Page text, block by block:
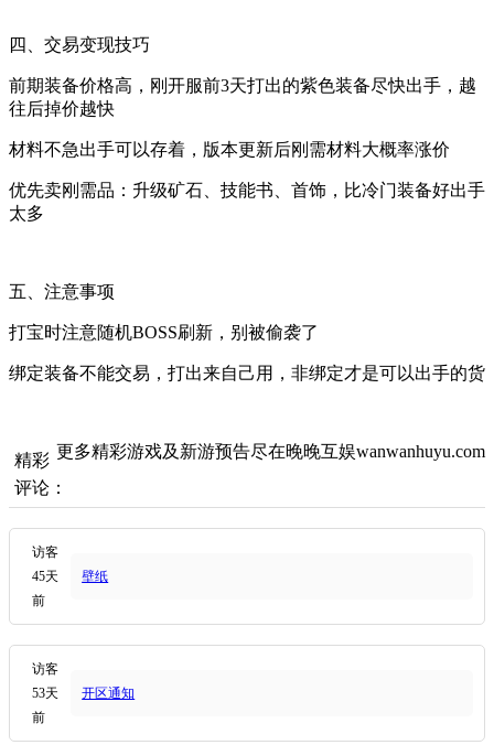
四、交易变现技巧
前期装备价格高，刚开服前3天打出的紫色装备尽快出手，越
往后掉价越快
材料不急出手可以存着，版本更新后刚需材料大概率涨价
优先卖刚需品：升级矿石、技能书、首饰，比冷门装备好出手
太多
五、注意事项
打宝时注意随机BOSS刷新，别被偷袭了
绑定装备不能交易，打出来自己用，非绑定才是可以出手的货
更多精彩游戏及新游预告尽在晚晚互娱wanwanhuyu.com
精彩
评论：
访客
45天
前
壁纸
访客
53天
前
开区通知